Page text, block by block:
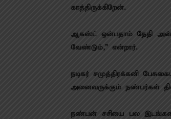
காத்திருக்கிறேன்.‌
ஆகஸ்ட் ஒன்பதாம் தேதி
வேண்டும்,” என்றார்.
நடிகர் சமுத்திரக்கனி
அனைவருக்கும் நண்பர்கள்
நண்பன் சசியை பல